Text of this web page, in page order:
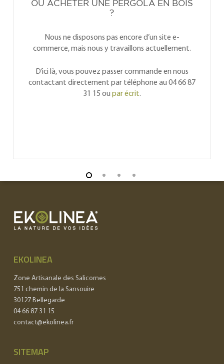
OÙ ACHETER UNE PERGOLA EN BOIS
?
Nous ne disposons pas encore d’un site e-
commerce, mais nous y travaillons actuellement.
D’ici là, vous pouvez passer commande en nous
contactant directement par téléphone au 04 66 87
31 15 oupar écrit.
EKOLINEA
Zone Artisanale des Salicornes
751 chemin de la Sansouire
30127 Bellegarde
04 66 87 31 15
contact@ekolinea.fr
SITEMAP